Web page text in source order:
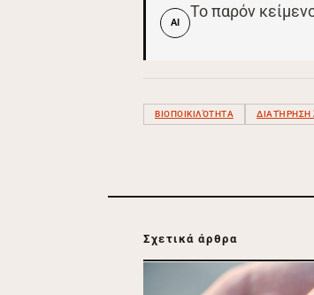
AI
Το παρόν
ΒΙΟΠΟΙΚΙΛΌΤΗΤΑ ΔΙΑΤΉΡΗΣΗ
Σχετικά άρθρα